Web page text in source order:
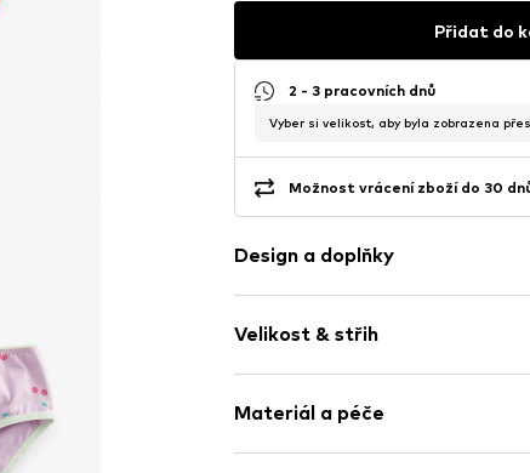
Přidat do
2 - 3 pracovních dnů
Vyber si velikost, aby byla zobrazena
Možnost vrácení zboží do 30
Design a doplňky
Velikost & střih
Materiál a péče